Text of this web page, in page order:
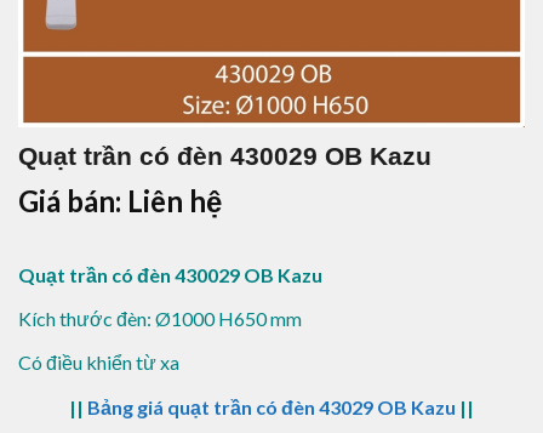
Quạt trần có đèn 430029 OB Kazu
Giá bán: Liên hệ
Quạt trần có đèn 430029 OB Kazu
Kích thước đèn: Ø1000 H650 mm
Có điều khiển từ xa
|| Bảng giá quạt trần có đèn 43029 OB Kazu ||